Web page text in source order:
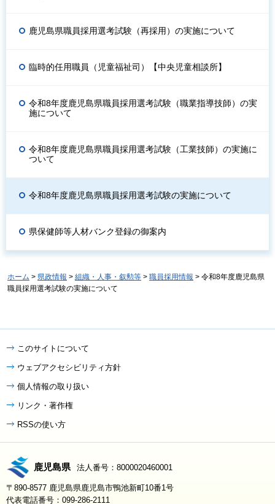
鹿児島県職員採用選考試験（再採用）の実施について
臨時的任用職員（児童福祉司）【中央児童相談所】
令和8年度鹿児島県職員採用選考試験（職業指導技師）の実
施について
令和8年度鹿児島県職員採用選考試験（工業技師）の実施に
ついて
令和8年度鹿児島県職員採用選考試験の実施について
県保健師等人材バンク登録の御案内
ホーム > 県政情報 > 組織・人事・叙勲等 > 職員採用情報 > 令和8年度鹿児島県
職員採用選考試験の実施について
このサイトについて
ウェブアクセシビリティ方針
個人情報の取り扱い
リンク・著作権
RSSの使い方
鹿児島県 法人番号：8000020460001
〒890-8577 鹿児島県鹿児島市鴨池新町10番1号
代表電話番号：099-286-2111